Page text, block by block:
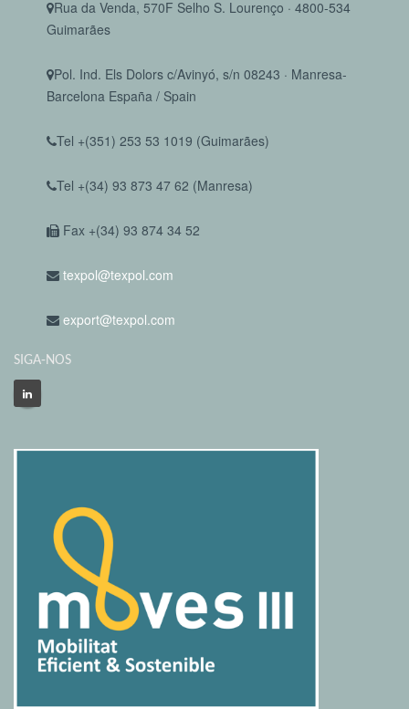
Rua da Venda, 570F Selho S. Lourenço · 4800-534
Guimarães
Pol. Ind. Els Dolors c/Avinyó, s/n 08243 · Manresa-
Barcelona España / Spain
Tel +(351) 253 53 1019 (Guimarães)
Tel +(34) 93 873 47 62 (Manresa)
Fax +(34) 93 874 34 52
texpol@texpol.com
export@texpol.com
SIGA-NOS